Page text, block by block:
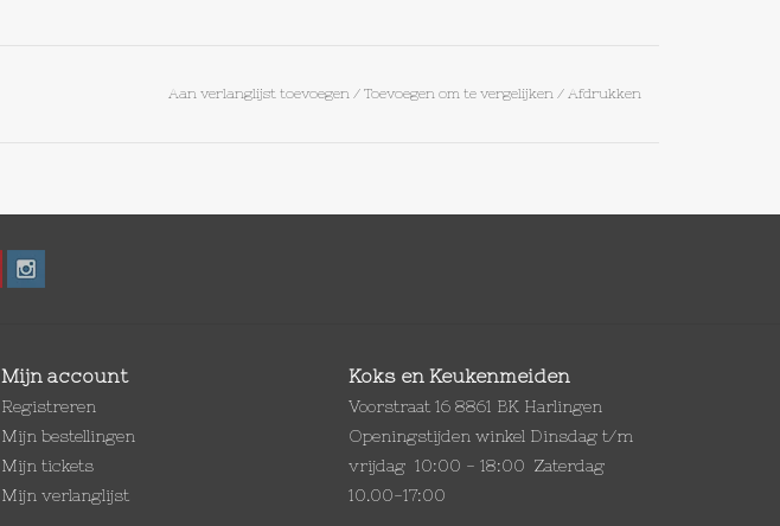
Aan verlanglijst toevoegen / Toevoegen om te vergelijken / Afdrukken
Mijn account
Registreren
Mijn bestellingen
Mijn tickets
Mijn verlanglijst
Koks en Keukenmeiden
Voorstraat 16 8861 BK Harlingen
Openingstijden winkel Dinsdag t/m
vrijdag 10:00 - 18:00 Zaterdag
10.00-17:00